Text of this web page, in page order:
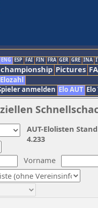
ENG ESP FAI FIN FRA GER GRE INA
championship Pictures
anmelden Elo AUT
Vorname
AUT-Elolisten
4.233